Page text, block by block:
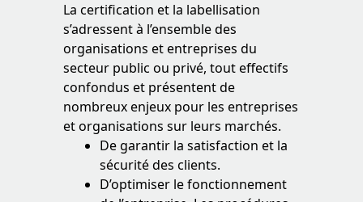
La certification et la labellisation
s’adressent à l’ensemble des
organisations et entreprises du
secteur public ou privé, tout effectifs
confondus et présentent de
nombreux enjeux pour les entreprises
et organisations sur leurs marchés.
De garantir la satisfaction et la
sécurité des clients.
D’optimiser le fonctionnement